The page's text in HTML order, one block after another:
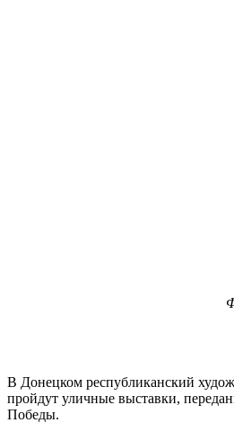
В Донецком республиканский
пройдут уличные выставки,
Победы.